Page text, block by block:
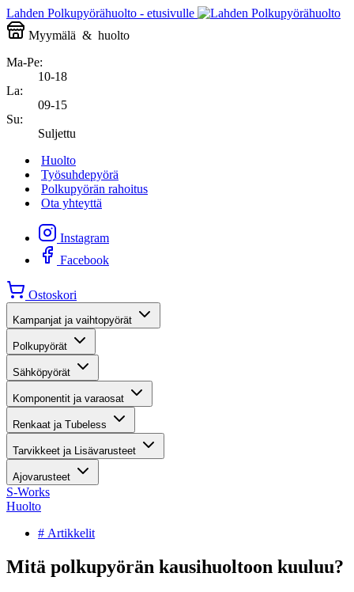
Lahden Polkupyörähuolto - etusivulle
Myymälä & huolto
Ma-Pe:
10-18
La:
09-15
Su:
Suljettu
Huolto
Työsuhdepyörä
Polkupyörän rahoitus
Ota yhteyttä
Instagram
Facebook
Ostoskori
Kampanjat ja vaihtopyörät
Polkupyörät
Sähköpyörät
Komponentit ja varaosat
Renkaat ja Tubeless
Tarvikkeet ja Lisävarusteet
Ajovarusteet
S-Works
Huolto
# Artikkelit
Mitä polkupyörän kausihuoltoon kuuluu?